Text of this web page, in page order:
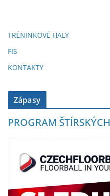
TRÉNINKOVÉ HALY
FIS
KONTAKTY
Zápasy
PROGRAM ŠTÍRSKÝCH